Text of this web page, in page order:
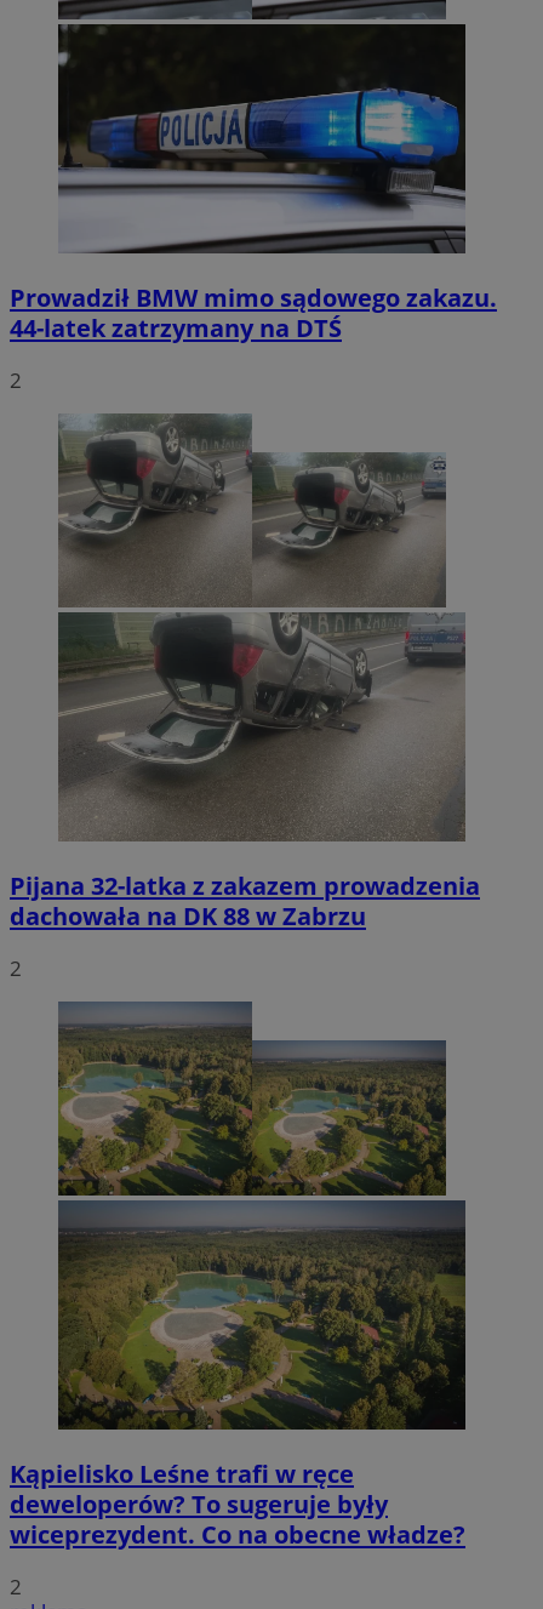
Prowadził BMW mimo sądowego zakazu.
44-latek zatrzymany na DTŚ
2
Pijana 32-latka z zakazem prowadzenia
dachowała na DK 88 w Zabrzu
2
Kąpielisko Leśne trafi w ręce
deweloperów? To sugeruje były
wiceprezydent. Co na obecne władze?
2